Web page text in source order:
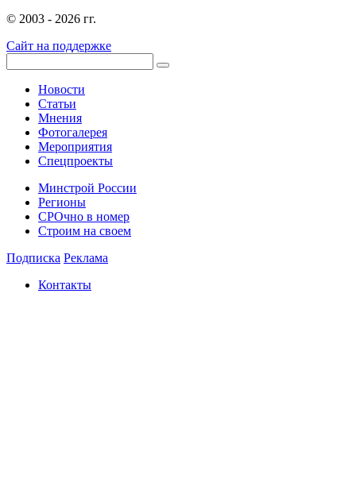
© 2003 - 2026 гг.
Сайт на поддержке
Новости
Статьи
Мнения
Фотогалерея
Мероприятия
Спецпроекты
Минстрой России
Регионы
СРОчно в номер
Строим на своем
Подписка Реклама
Контакты